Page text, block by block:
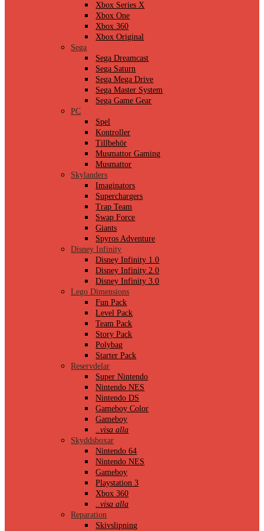
Xbox Series X
Xbox One
Xbox 360
Xbox Original
Sega
Sega Dreamcast
Sega Saturn
Sega Mega Drive
Sega Master System
Sega Game Gear
PC
Spel
Kontroller
Tillbehör
Musmattor Gaming
Musmattor
Skylanders
Imaginators
Superchargers
Trap Team
Swap Force
Giants
Spyros Adventure
Disney Infinity
Disney Infinity 1.0
Disney Infinity 2.0
Disney Infinity 3.0
Lego Dimensions
Fun Pack
Level Pack
Team Pack
Story Pack
Polybag
Starter Pack
Reservdelar
Super Nintendo
Nintendo NES
Nintendo DS
Gameboy Color
Gameboy
..visa alla
Skyddsboxar
Nintendo 64
Nintendo NES
Gameboy
Playstation 3
Xbox 360
..visa alla
Reparation
Skivslipning